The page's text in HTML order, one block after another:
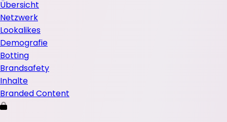
Übersicht
Netzwerk
Lookalikes
Demografie
Botting
Brandsafety
Inhalte
Branded Content